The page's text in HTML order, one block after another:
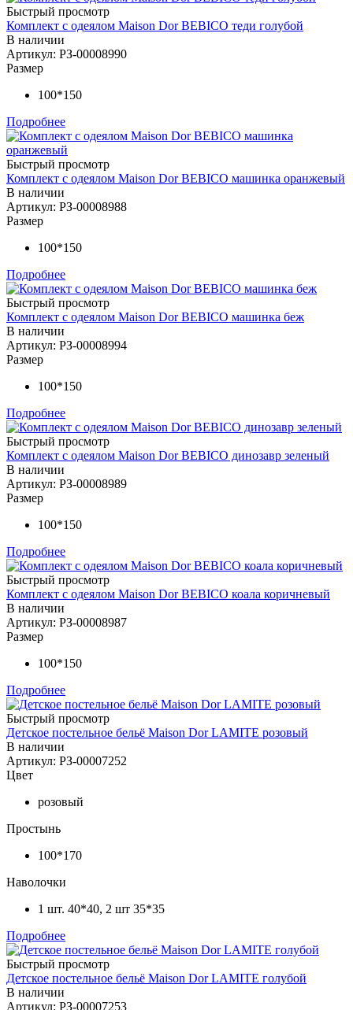
Быстрый просмотр
Комплект с одеялом Maison Dor BEBICO теди голубой
В наличии
Артикул: РЗ-00008990
Размер
100*150
Подробнее
Быстрый просмотр
Комплект с одеялом Maison Dor BEBICO машинка оранжевый
В наличии
Артикул: РЗ-00008988
Размер
100*150
Подробнее
Быстрый просмотр
Комплект с одеялом Maison Dor BEBICO машинка беж
В наличии
Артикул: РЗ-00008994
Размер
100*150
Подробнее
Быстрый просмотр
Комплект с одеялом Maison Dor BEBICO динозавр зеленый
В наличии
Артикул: РЗ-00008989
Размер
100*150
Подробнее
Быстрый просмотр
Комплект с одеялом Maison Dor BEBICO коала коричневый
В наличии
Артикул: РЗ-00008987
Размер
100*150
Подробнее
Быстрый просмотр
Детское постельное бельё Maison Dor LAMITE розовый
В наличии
Артикул: РЗ-00007252
Цвет
розовый
Простынь
100*170
Наволочки
1 шт. 40*40, 2 шт 35*35
Подробнее
Быстрый просмотр
Детское постельное бельё Maison Dor LAMITE голубой
В наличии
Артикул: РЗ-00007253